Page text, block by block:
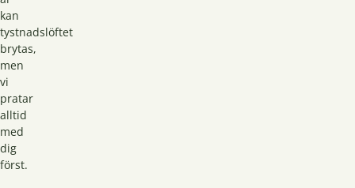
kan
tystnadslöftet
brytas,
men
vi
pratar
alltid
med
dig
först.